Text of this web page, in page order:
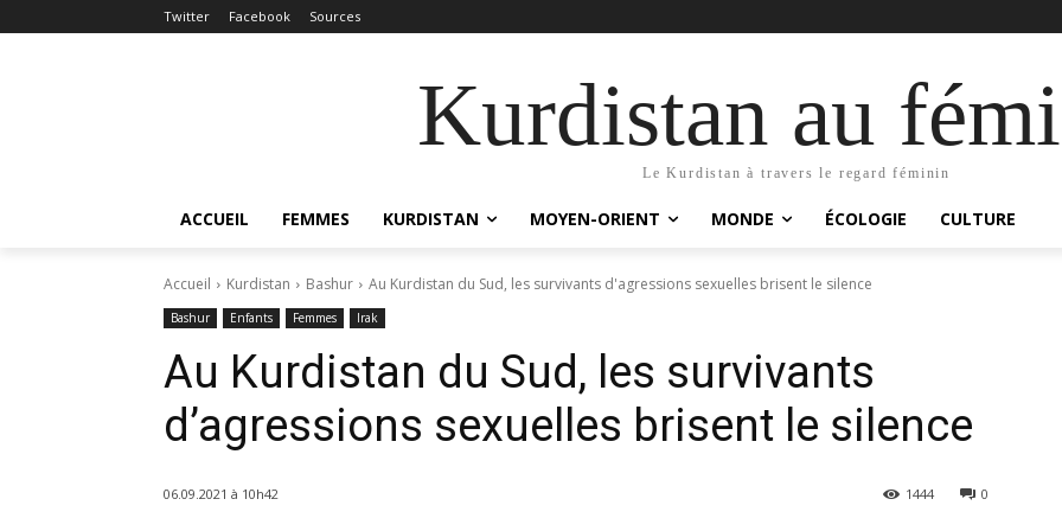
Twitter Facebook Sources
Kurdistan au
Le Kurdistan à travers le regard féminin
ACCUEIL FEMMES KURDISTAN MOYEN-ORIENT MONDE ÉCOLOGIE CULTURE
Accueil Kurdistan Bashur Au Kurdistan du Sud, les survivants d'agressions sexuelles brisent le silence
Bashur Enfants Femmes Irak
Au Kurdistan du Sud, les survivants
d’agressions sexuelles brisent le silence
06.09.2021 à 10h42 0
1444